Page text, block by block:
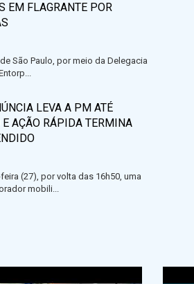
EM FLAGRANTE POR
São Paulo, por meio da Delegacia
LEVA A PM ATÉ
AÇÃO RÁPIDA TERMINA
(27), por volta das 16h50, uma
mobili...